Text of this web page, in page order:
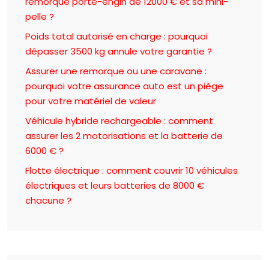
pelle ?
Poids total autorisé en charge : pourquoi
dépasser 3500 kg annule votre garantie ?
Assurer une remorque ou une caravane :
pourquoi votre assurance auto est un piège
pour votre matériel de valeur
Véhicule hybride rechargeable : comment
assurer les 2 motorisations et la batterie de
6000 € ?
Flotte électrique : comment couvrir 10 véhicules
électriques et leurs batteries de 8000 €
chacune ?